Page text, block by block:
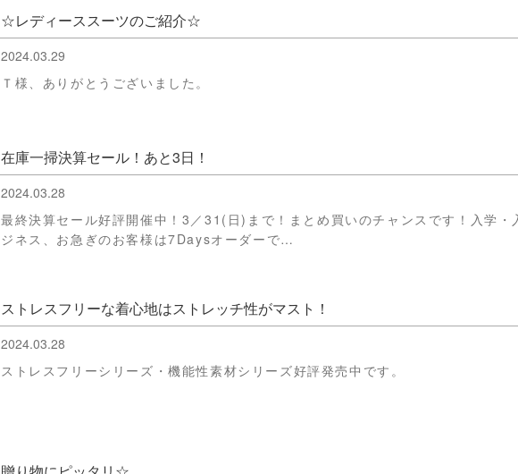
☆レディーススーツのご紹介☆
2024.03.29
Ｔ様、ありがとうございました。
在庫一掃決算セール！あと3日！
2024.03.28
最終決算セール好評開催中！3／31(日)まで！まとめ買いのチャンスです！入学・
ジネス、お急ぎのお客様は7Daysオーダーで…
ストレスフリーな着心地はストレッチ性がマスト！
2024.03.28
ストレスフリーシリーズ・機能性素材シリーズ好評発売中です。